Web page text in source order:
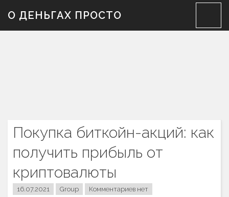
О ДЕНЬГАХ ПРОСТО
Покупка биткойн-акций: как
получить прибыль от
криптовалюты
16.07.2021 Group Комментариев нет